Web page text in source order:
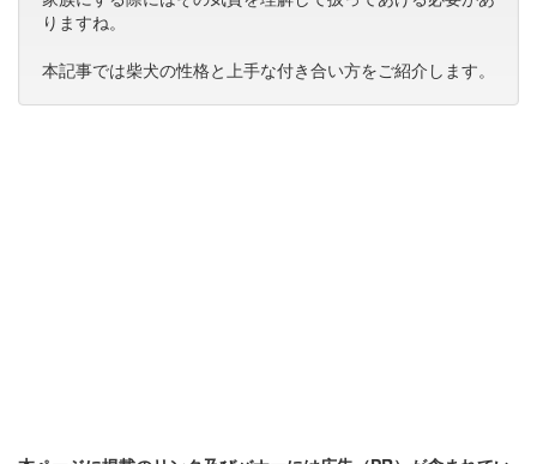
りますね。
本記事では柴犬の性格と上手な付き合い方をご紹介します。